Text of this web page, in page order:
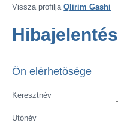
Vissza profilja Qlirim Gashi
Hibajelentés
Ön elérhetösége
Keresztnév
Utónév